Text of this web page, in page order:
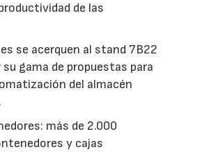
de las
se acerquen al stand 7B22
gama de propuestas para
del almacén
más de 2.000
y cajas